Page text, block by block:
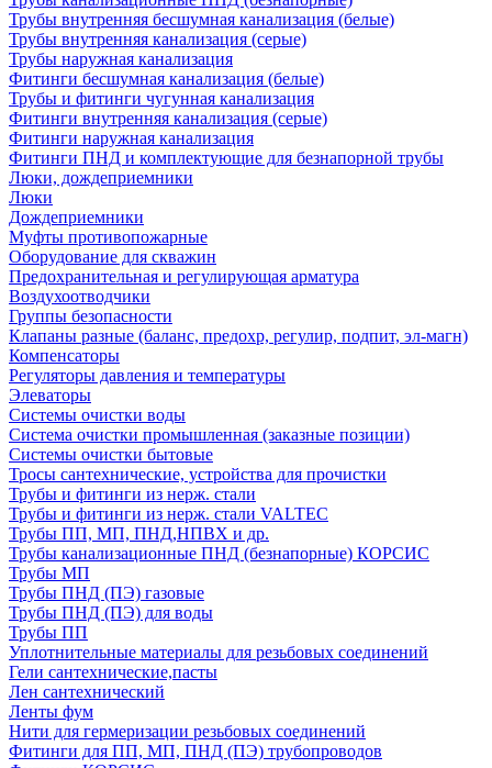
Трубы внутренняя бесшумная канализация (белые)
Трубы внутренняя канализация (серые)
Трубы наружная канализация
Фитинги бесшумная канализация (белые)
Трубы и фитинги чугунная канализация
Фитинги внутренняя канализация (серые)
Фитинги наружная канализация
Фитинги ПНД и комплектующие для безнапорной трубы
Люки, дождеприемники
Люки
Дождеприемники
Муфты противопожарные
Оборудование для скважин
Предохранительная и регулирующая арматура
Воздухоотводчики
Группы безопасности
Клапаны разные (баланс, предохр, регулир, подпит, эл-магн)
Компенсаторы
Регуляторы давления и температуры
Элеваторы
Системы очистки воды
Система очистки промышленная (заказные позиции)
Системы очистки бытовые
Тросы сантехнические, устройства для прочистки
Трубы и фитинги из нерж. стали
Трубы и фитинги из нерж. стали VALTEC
Трубы ПП, МП, ПНД,НПВХ и др.
Трубы канализационные ПНД (безнапорные) КОРСИС
Трубы МП
Трубы ПНД (ПЭ) газовые
Трубы ПНД (ПЭ) для воды
Трубы ПП
Уплотнительные материалы для резьбовых соединений
Гели сантехнические,пасты
Лен сантехнический
Ленты фум
Нити для гермеризации резьбовых соединений
Фитинги для ПП, МП, ПНД (ПЭ) трубопроводов